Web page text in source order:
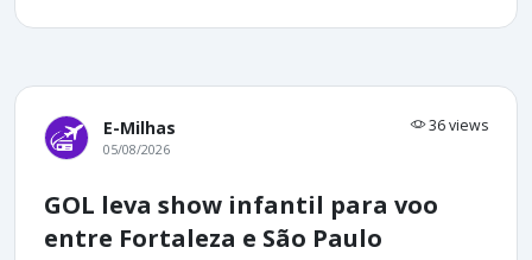
E-Milhas 36 views
05/08/2026
GOL leva show infantil para voo
entre Fortaleza e São Paulo